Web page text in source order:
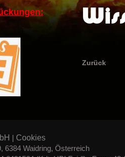
Zurück
| Cookies
6384 Waidring, Österreich